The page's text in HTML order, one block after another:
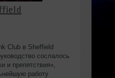
Club в Sheffield
сослалось
и препятствия»,
работу